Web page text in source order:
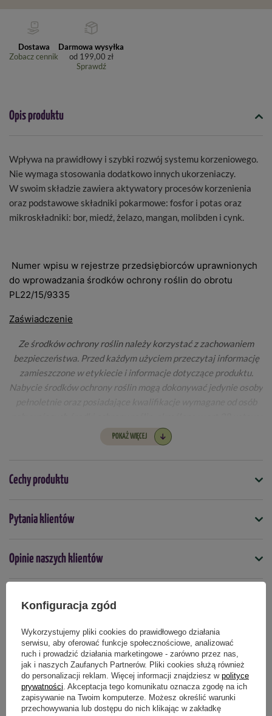
Dostawa
Zobacz cennik
Darmowa wysyłka
od 199,00 zł
Sprawdź
Opis produktu
Wpływa na prawidłowy i szybki rozwój systemu korzeniowego.
Nie wymaga stosowania dodatkowo innych ukorzeniaczy.
W swoim składzie zawiera aktywatory procesów korzenienia
oraz podstawowe składniki pokarmowe: fosfor i potas oraz
mikroskładniki: bor, miedź, żelazo, mangan, molibden i cynk.
Numer wpisu w rejestrze przedsiębiorców uprawnionych
do wprowadzania środków ochrony roślin do obrotu
PL22/15/9335
Zaświadczenie
Ze środków ochrony roślin należy korzystać z zachowaniem
bezpieczeństwa. Przed każdym użyciem przeczytaj informację
zamieszczone w etykiecie i informacje dotyczące produktu.
Nabycie środków ochrony roślin mogą dokonywać jedynie osoby
pełnoletnie oraz posiadające kwalifikacje wymagane od osób
o środkach ochrony roślin z dnia 08.03.2013
POKAŻ WIĘCEJ
Cechy produktu
Symbol
5901875004535
styczeń luty kwiecień
płyn
Podmiot odpowiedzialny za ten produkt na terenie UE Więcej
Pytania klientów
Opinie naszych klientów
RABAT OD 2 SZT. RABAT OD 2 SZT.
Konfiguracja zgód
Wykorzystujemy pliki cookies do prawidłowego działania
serwisu, aby oferować funkcje społecznościowe, analizować
ruch i prowadzić działania marketingowe - zarówno przez nas,
jak i naszych Zaufanych Partnerów. Pliki cookies służą również
do personalizacji reklam. Więcej informacji znajdziesz w polityce
prywatności . Akceptacja tego komunikatu oznacza zgodę na ich
zapisywanie na Twoim komputerze. Możesz określić warunki
przechowywania lub dostępu do nich klikając w zakładkę